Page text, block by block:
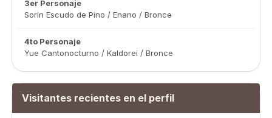
3er Personaje
Sorin Escudo de Pino / Enano / Bronce
4to Personaje
Yue Cantonocturno / Kaldorei / Bronce
Visitantes recientes en el perfil